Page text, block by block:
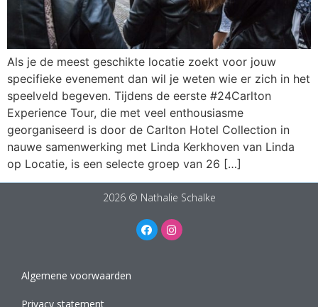
Als je de meest geschikte locatie zoekt voor jouw
specifieke evenement dan wil je weten wie er zich in het
speelveld begeven. Tijdens de eerste #24Carlton
Experience Tour, die met veel enthousiasme
georganiseerd is door de Carlton Hotel Collection in
nauwe samenwerking met Linda Kerkhoven van Linda
op Locatie, is een selecte groep van 26 […]
2026 © Nathalie Schalke
Algemene voorwaarden
Privacy statement